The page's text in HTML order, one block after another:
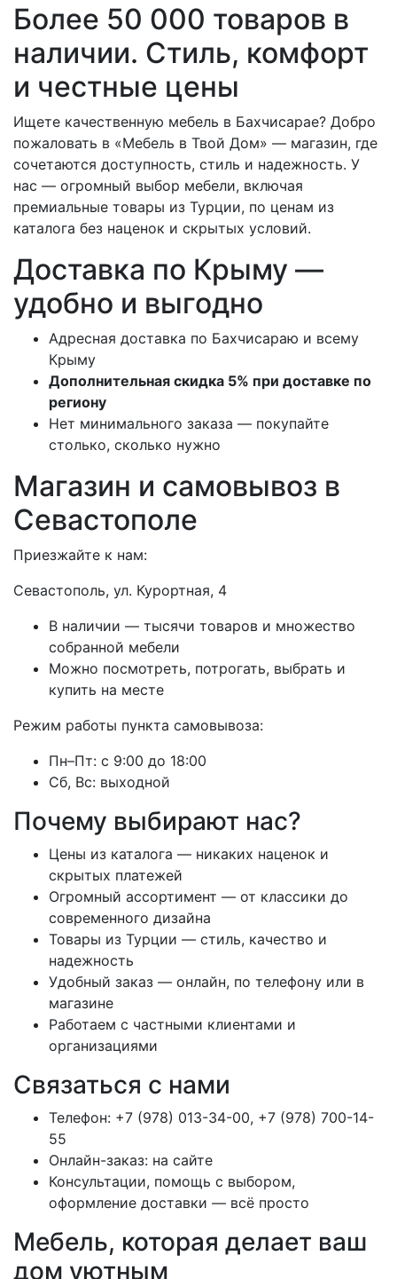
Более 50 000 товаров в
наличии. Стиль, комфорт
и честные цены
Ищете качественную мебель в Бахчисарае? Добро
пожаловать в «Мебель в Твой Дом» — магазин, где
сочетаются доступность, стиль и надежность. У
нас — огромный выбор мебели, включая
премиальные товары из Турции, по ценам из
каталога без наценок и скрытых условий.
Доставка по Крыму —
удобно и выгодно
Адресная доставка по Бахчисараю и всему
Крыму
Дополнительная скидка 5% при доставке по
региону
Нет минимального заказа — покупайте
столько, сколько нужно
Магазин и самовывоз в
Севастополе
Приезжайте к нам:
Севастополь, ул. Курортная, 4
В наличии — тысячи товаров и множество
собранной мебели
Можно посмотреть, потрогать, выбрать и
купить на месте
Режим работы пункта самовывоза:
Пн–Пт: с 9:00 до 18:00
Сб, Вс: выходной
Почему выбирают нас?
Цены из каталога — никаких наценок и
скрытых платежей
Огромный ассортимент — от классики до
современного дизайна
Товары из Турции — стиль, качество и
надежность
Удобный заказ — онлайн, по телефону или в
магазине
Работаем с частными клиентами и
организациями
Связаться с нами
Телефон: +7 (978) 013-34-00, +7 (978) 700-14-
55
Онлайн-заказ: на сайте
Консультации, помощь с выбором,
оформление доставки — всё просто
Мебель, которая делает ваш
дом уютным